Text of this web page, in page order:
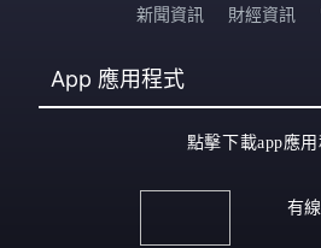
新聞資訊 財經資訊
App 應用程式
點擊下載app應
有